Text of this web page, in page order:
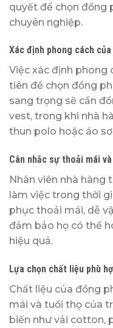
quyết để chọn đồng
chuyên nghiệp.
Xác định phong cách của
Việc xác định phong
tiên để chọn đồng
sang trọng sẽ cần
vest, trong khi nhà
thun polo hoặc áo
Cân nhắc sự thoải mái
Nhân viên nhà hàng
làm việc trong thời
phục thoải mái, dễ
đảm bảo họ có thể
hiệu quả.
Lựa chọn chất liệu phù
Chất liệu của đồng
mái và tuổi thọ của
biến như vải cotton,